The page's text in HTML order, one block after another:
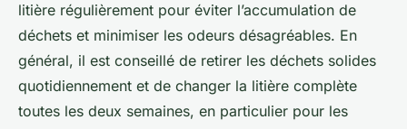
litière régulièrement pour éviter l’accumulation de
déchets et minimiser les odeurs désagréables. En
général, il est conseillé de retirer les déchets solides
quotidiennement et de changer la litière complète
toutes les deux semaines, en particulier pour les